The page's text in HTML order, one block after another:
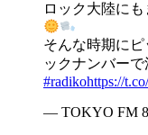
ロック大陸に
そんな時期に
ックナンバー
#radikohttps://
— TOKYO FM